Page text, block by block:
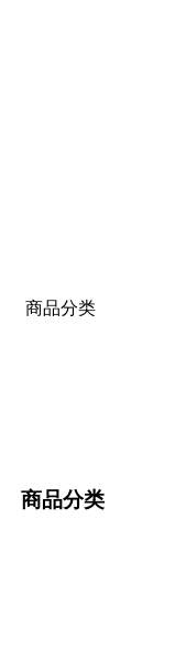
商品分类
商品分类